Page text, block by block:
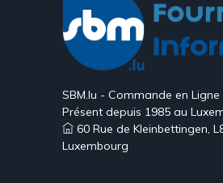
SBM.lu - Commande en
Présent depuis 1985 au
60 Rue de Kleinbettingen,
Luxembourg